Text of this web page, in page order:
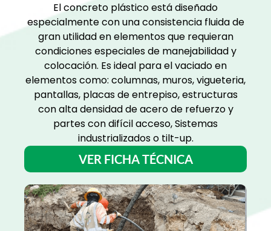
El concreto plástico está diseñado
especialmente con una consistencia fluida de
gran utilidad en elementos que requieran
condiciones especiales de manejabilidad y
colocación. Es ideal para el vaciado en
elementos como: columnas, muros, vigueteria,
pantallas, placas de entrepiso, estructuras
con alta densidad de acero de refuerzo y
partes con difícil acceso, Sistemas
industrializados o tilt-up.
VER FICHA TÉCNICA